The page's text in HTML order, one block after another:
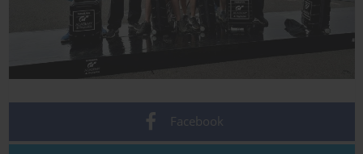
Facebook